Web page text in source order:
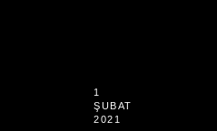
1
ŞUBAT
2021